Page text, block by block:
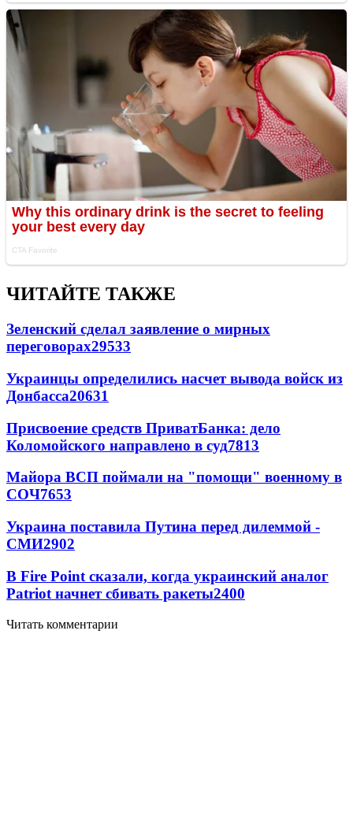
ЧИТАЙТЕ ТАКЖЕ
Зеленский сделал заявление о мирных
переговорах29533
Украинцы определились насчет вывода войск из
Донбасса20631
Присвоение средств ПриватБанка: дело
Коломойского направлено в суд7813
Майора ВСП поймали на "помощи" военному в
СОЧ7653
Украина поставила Путина перед дилеммой -
СМИ2902
В Fire Point сказали, когда украинский аналог
Patriot начнет сбивать ракеты2400
Читать комментарии